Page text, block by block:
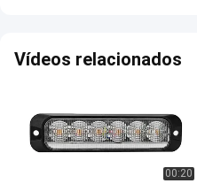
Vídeos relacionados
00:20